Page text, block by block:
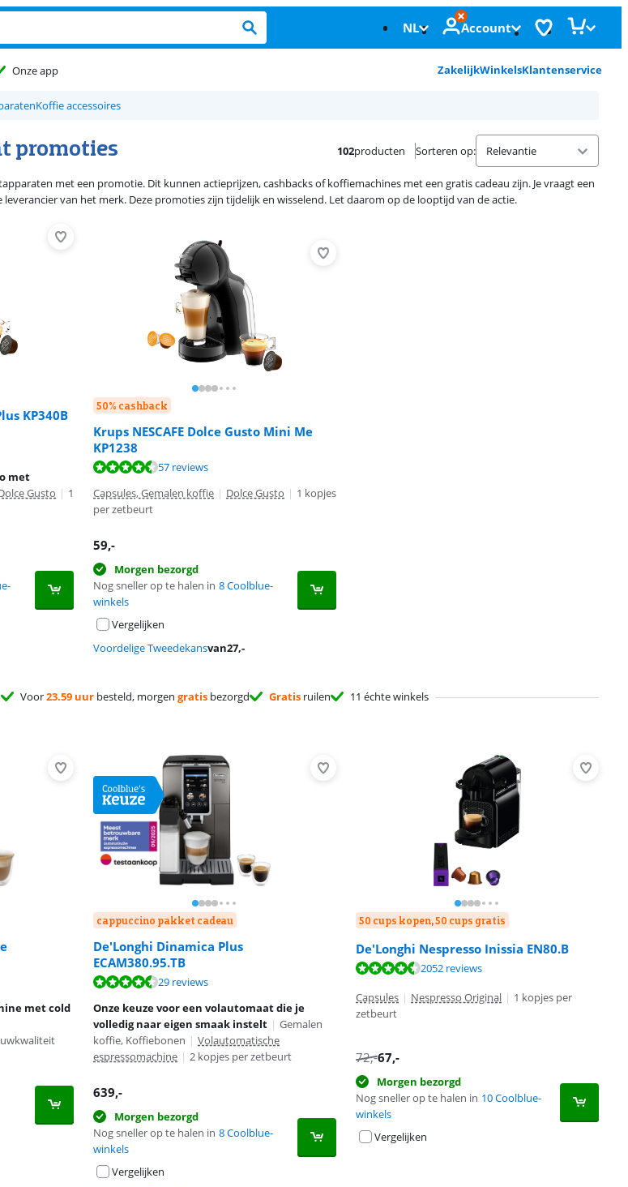
NL Account
Onze app ZakelijkWinkelsKlantenservice
Koffie accessoires
promoties 102producten Sorteren op:
met een promotie. Dit kunnen actieprijzen, cashbacks of koffiemachines met een gratis cadeau zijn. Je vraagt een
leverancier van het merk. Deze promoties zijn tijdelijk en wisselend. Let daarom op de looptijd van de actie.
KP340B
op 22 reviews.
met
Gusto | 1
50% cashback
Krups NESCAFE Dolce Gusto Mini Me
KP1238
57 reviews
Capsules, Gemalen koffie | Dolce Gusto | 1 kopjes
per zetbeurt
59,-
Morgen bezorgd
Nog sneller op te halen in 8 Coolblue-
winkels
Vergelijken
Voordelige Tweedekansvan27,-
Voor23.59 uur besteld, morgen gratis bezorgd Gratis ruilen 11 échte winkels
op 15 reviews.
met cold
cappuccino pakket cadeau
De'Longhi Dinamica Plus
ECAM380.95.TB
op 29 reviews.
29 reviews
Onze keuze voor een volautomaat die je
volledig naar eigen smaak instelt | Gemalen
koffie, Koffiebonen | Volautomatische
espressomachine | 2 kopjes per zetbeurt
639,-
Morgen bezorgd
Nog sneller op te halen in 8 Coolblue-
winkels
Vergelijken
50 cups kopen, 50 cups gratis
De'Longhi Nespresso Inissia EN80.B
op 2052 reviews.
2052 reviews
Capsules | Nespresso Original | 1 kopjes per
zetbeurt
72,-67,-
Morgen bezorgd
Nog sneller op te halen in 10 Coolblue-
winkels
Vergelijken